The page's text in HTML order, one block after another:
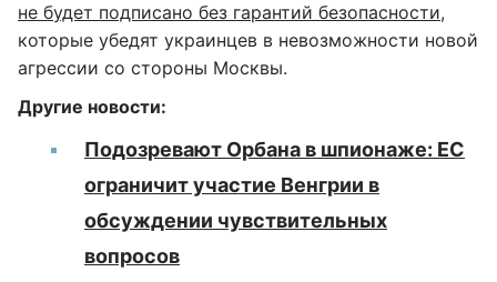
не будет подписано без гарантий безопасности,
которые убедят украинцев в невозможности новой
агрессии со стороны Москвы.
Другие новости:
Подозревают Орбана в шпионаже: ЕС
ограничит участие Венгрии в
обсуждении чувствительных
вопросов